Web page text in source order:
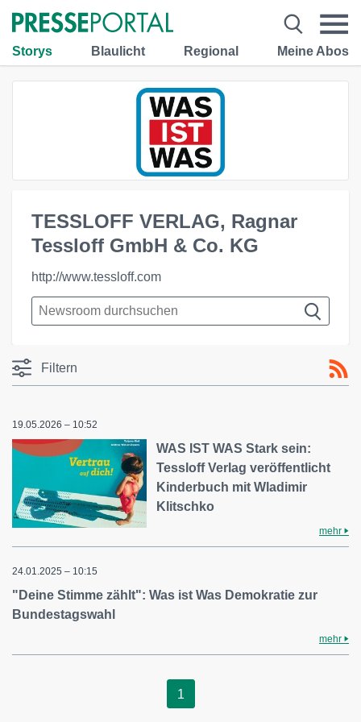
Storys Blaulicht Regional Meine Abos
TESSLOFF VERLAG, Ragnar
Tessloff GmbH & Co. KG
http://www.tessloff.com
Filtern
19.05.2026 – 10:52
WAS IST WAS Stark sein:
Tessloff Verlag veröffentlicht
Kinderbuch mit Wladimir
Klitschko
mehr
24.01.2025 – 10:15
"Deine Stimme zählt": Was ist Was Demokratie zur
Bundestagswahl
mehr
1